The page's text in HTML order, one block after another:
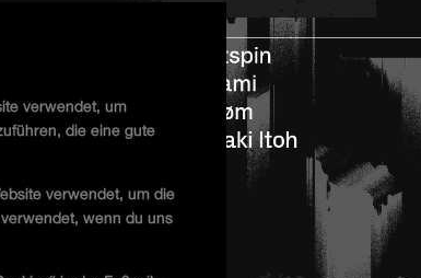
verwendet, um
die eine gute
verwendet, um die
wenn du uns